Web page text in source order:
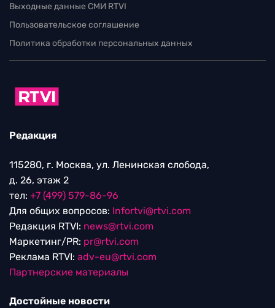
Выходные данные СМИ RTVI
Пользовательское соглашение
Политика обработки персональных данных
Редакция
115280, г. Москва, ул. Ленинская слобода,
д. 26, этаж 2
тел: +7 (499) 579-86-96
Для общих вопросов: Infortvi@rtvi.com
Редакция RTVI: news@rtvi.com
Маркетинг/PR: pr@rtvi.com
Реклама RTVI: adv-eu@rtvi.com
Партнерские материалы
Достойные новости